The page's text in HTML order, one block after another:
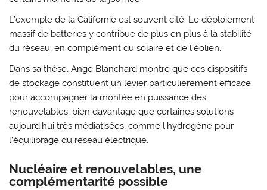
L’exemple de laCalifornie est souvent cité. Le déploiement
massif de batteries y contribue de plus en plus à la stabilité
du réseau, en complément du solaire et de l’éolien.
Dans sa thèse, Ange Blanchard montre que ces dispositifs
de stockage constituent un levier particulièrement efficace
pour accompagner la montée en puissance des
renouvelables, bien davantage que certaines solutions
aujourd’hui très médiatisées, comme l’hydrogène pour
l’équilibrage du réseau électrique.
Nucléaire et renouvelables, une
complémentarité possible